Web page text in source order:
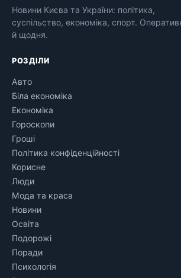
Новини Києва та України: політика,
суспільство, економіка, спорт.
й щодня.
РОЗДІЛИ
Авто
Біла економіка
Економіка
Гороскопи
Гроші
Політика конфіденційності
Корисне
Люди
Мода та краса
Новини
Освіта
Подорожі
Поради
Психологія